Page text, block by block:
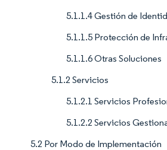
5.1.1.4 Gestión de
5.1.1.5 Protección de
5.1.1.6 Otras Soluciones
5.1.2 Servicios
5.1.2.1 Servicios
5.1.2.2 Servicios
5.2 Por Modo de Implementación